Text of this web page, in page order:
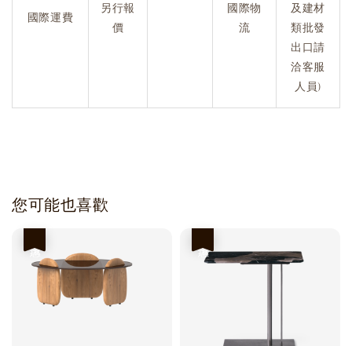
國際運費
另行報
價
國際物
流
及建材
類批發
出口請
洽客服
人員)
您可能也喜歡